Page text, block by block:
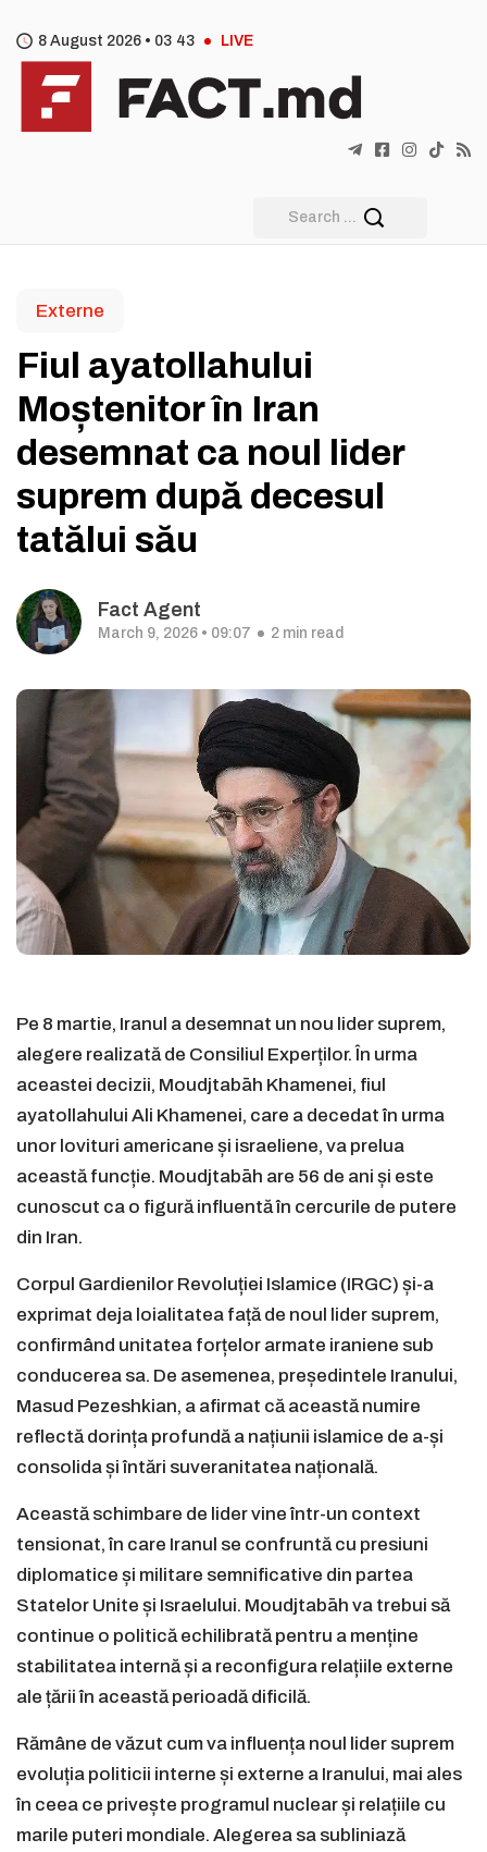
8 August 2026 • 03 43 LIVE
Externe
Fiul ayatollahului
Moștenitor în Iran
desemnat ca noul lider
suprem după decesul
tatălui său
Fact Agent
March 9, 2026 • 09:07 2 min read
Pe 8 martie, Iranul a desemnat un nou lider suprem,
alegere realizată de Consiliul Experților. În urma
aceastei decizii, Moudjtabāh Khamenei, fiul
ayatollahului Ali Khamenei, care a decedat în urma
unor lovituri americane și israeliene, va prelua
această funcție. Moudjtabāh are 56 de ani și este
cunoscut ca o figură influentă în cercurile de putere
din Iran.
Corpul Gardienilor Revoluției Islamice (IRGC) și-a
exprimat deja loialitatea față de noul lider suprem,
confirmând unitatea forțelor armate iraniene sub
conducerea sa. De asemenea, președintele Iranului,
Masud Pezeshkian, a afirmat că această numire
reflectă dorința profundă a națiunii islamice de a-și
consolida și întări suveranitatea națională.
Această schimbare de lider vine într-un context
tensionat, în care Iranul se confruntă cu presiuni
diplomatice și militare semnificative din partea
Statelor Unite și Israelului. Moudjtabāh va trebui să
continue o politică echilibrată pentru a menține
stabilitatea internă și a reconfigura relațiile externe
ale țării în această perioadă dificilă.
Rămâne de văzut cum va influența noul lider suprem
evoluția politicii interne și externe a Iranului, mai ales
în ceea ce privește programul nuclear și relațiile cu
marile puteri mondiale. Alegerea sa subliniază